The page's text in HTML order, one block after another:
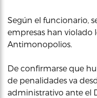
Según el funcionario,
empresas han violado
Antimonopolios.
De confirmarse que
de penalidades va
administrativo ante el